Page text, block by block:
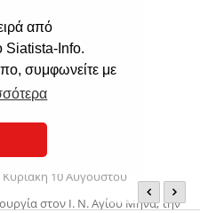
από
Siatista-Info.
συμφωνείτε με
στον Ι. Ν. Αγίου Μηνά, την